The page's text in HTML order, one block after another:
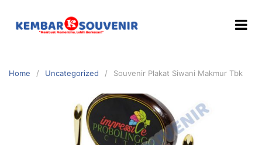
Home Uncategorized Souvenir Plakat Siwani Makmur Tbk